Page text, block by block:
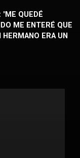
"ME QUEDÉ
ME ENTERÉ QUE
HERMANO ERA UN